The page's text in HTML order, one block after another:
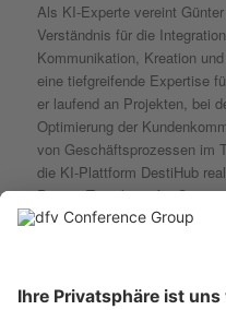
Als KI-Experte vereint
Verständnis für die
Kommunikation, Kreation
eine tiefgreifende Expertise
er laufend an Projekten, bei
Optimierung der
von Geschäftsprozessen im
die KI-Plattform DestiHub
Prompt-Templates für
Wiesbaden Rheingau,
um.